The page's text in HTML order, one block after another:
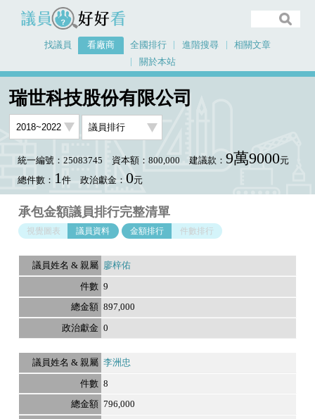
議員好好看
找議員 看廠商 全國排行 進階搜尋
相關文章
關於本站
瑞世科技股份有限公司
統一編號：25083745 資本額：800,000 建議款： 9萬9000元
總件數： 1件 政治獻金： 0元
承包金額議員排行完整清單
視覺圖表 議員資料 金額排行 件數排行
廖梓佑
9
897,000
0
李洲忠
8
796,000